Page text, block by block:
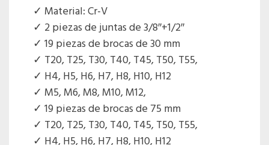
Material: Cr-V
2 piezas de juntas de 3/8″+1/2″
19 piezas de brocas de 30 mm
T20, T25, T30, T40, T45, T50, T55,
H4, H5, H6, H7, H8, H10, H12
M5, M6, M8, M10, M12,
19 piezas de brocas de 75 mm
T20, T25, T30, T40, T45, T50, T55,